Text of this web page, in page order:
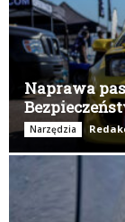
Naprawa
Narzędzia